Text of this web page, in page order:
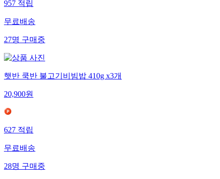
957적립
무료배송
27명구매중
햇반 쿡반 불고기비빔밥 410g x3개
20,900원
627적립
무료배송
28명구매중